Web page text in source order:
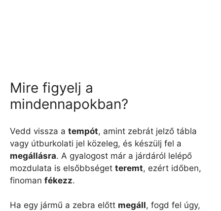
Mire figyelj a
mindennapokban?
Vedd vissza a tempót, amint zebrát jelző tábla
vagy útburkolati jel közeleg, és készülj fel a
megállásra. A gyalogost már a járdáról lelépő
mozdulata is elsőbbséget teremt, ezért időben,
finoman fékezz.
Ha egy jármű a zebra előtt megáll, fogd fel úgy,